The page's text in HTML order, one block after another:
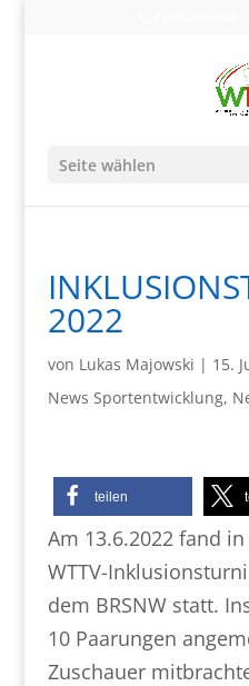
Seite wählen
2022
von Lukas Majowski | 15.
News Sportentwicklung,
teilen
Am 13.6.2022 fand
WTTV-
dem BRSNW statt.
10 Paarungen
Zuschauer